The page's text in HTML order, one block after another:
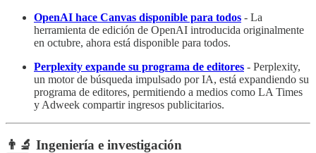
OpenAI hace Canvas disponible para todos - La
herramienta de edición de OpenAI introducida originalmente
en octubre, ahora está disponible para todos.
Perplexity expande su programa de editores - Perplexity,
un motor de búsqueda impulsado por IA, está expandiendo su
programa de editores, permitiendo a medios como LA Times
y Adweek compartir ingresos publicitarios.
👨‍🔬 Ingeniería e investigación